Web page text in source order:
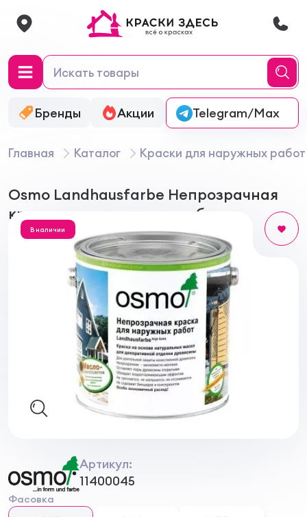
Бренды Акции Онлайн-колеровка
Telegram/Max
Главная Каталог Краски для наружных работ
Osmo Landhausfarbe Непрозрачная
краска для наружных работ
В наличии
Артикул:
11400045
Фасовка